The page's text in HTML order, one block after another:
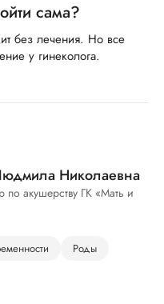
сама?
без лечения. Но все
у гинеколога.
Николаевна
акушерству ГК «Мать и
Роды